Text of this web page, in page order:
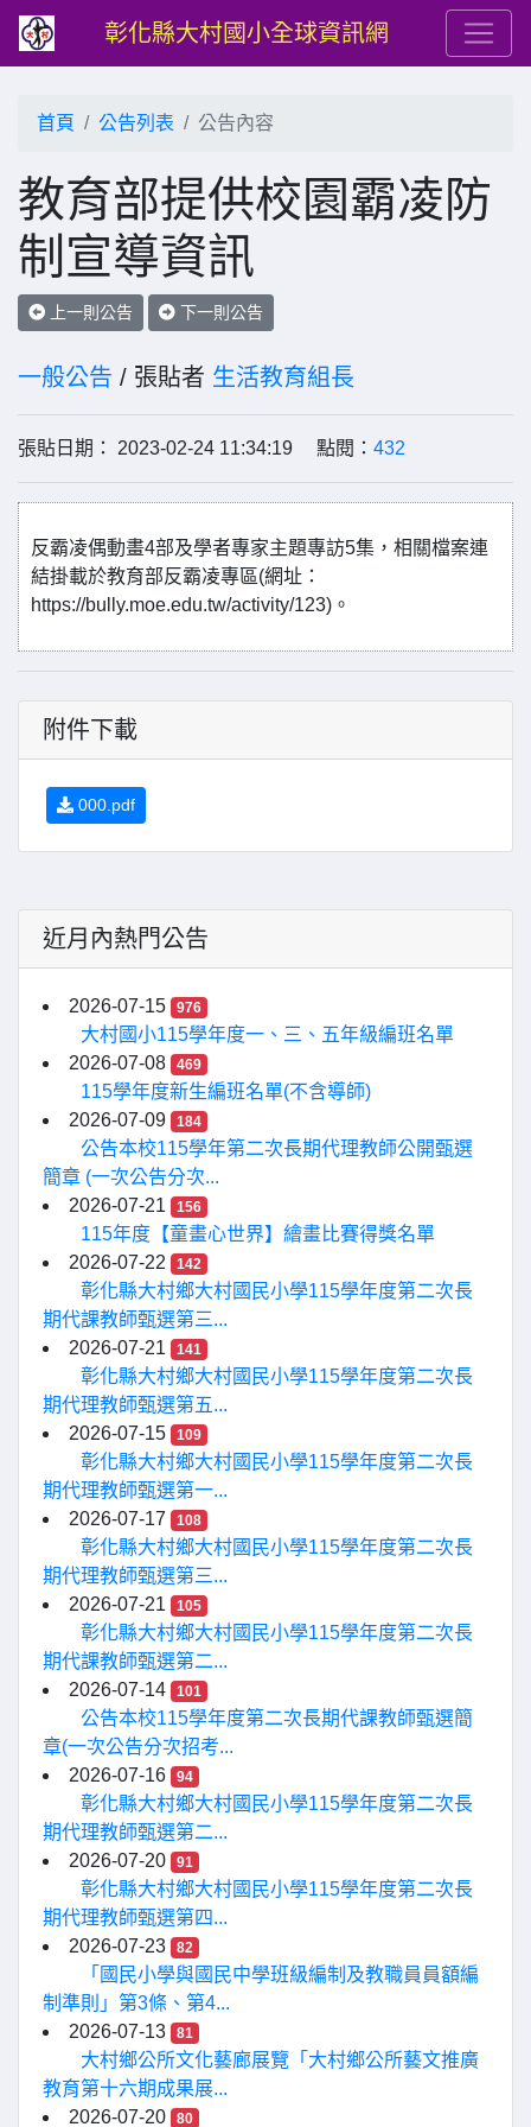
彰化縣大村國小全球資訊網
首頁 公告列表 公告內容
教育部提供校園霸凌防
制宣導資訊
上一則公告 下一則公告
一般公告 / 張貼者 生活教育組長
張貼日期： 2023-02-24 11:34:19 點閱： 432
反霸凌偶動畫4部及學者專家主題專訪5集，相關檔案連
結掛載於教育部反霸凌專區(網址：
https://bully.moe.edu.tw/activity/123)。
附件下載
000.pdf
近月內熱門公告
2026-07-15 976
大村國小115學年度一、三、五年級編班名單
2026-07-08
469
115學年度新生編班名單(不含導師)
2026-07-09
184
公告本校115學年第二次長期代理教師公開甄選
簡章 (一次公告分次...
2026-07-21
156
115年度【童畫心世界】繪畫比賽得獎名單
2026-07-22
142
彰化縣大村鄉大村國民小學115學年度第二次長
期代課教師甄選第三...
2026-07-21
141
彰化縣大村鄉大村國民小學115學年度第二次長
期代理教師甄選第五...
2026-07-15
109
彰化縣大村鄉大村國民小學115學年度第二次長
期代理教師甄選第一...
2026-07-17
108
彰化縣大村鄉大村國民小學115學年度第二次長
期代理教師甄選第三...
2026-07-21
105
彰化縣大村鄉大村國民小學115學年度第二次長
期代課教師甄選第二...
2026-07-14
101
公告本校115學年度第二次長期代課教師甄選簡
章(一次公告分次招考...
2026-07-16
94
彰化縣大村鄉大村國民小學115學年度第二次長
期代理教師甄選第二...
2026-07-20
91
彰化縣大村鄉大村國民小學115學年度第二次長
期代理教師甄選第四...
2026-07-23
82
「國民小學與國民中學班級編制及教職員員額編
制準則」第3條、第4...
2026-07-13
81
大村鄉公所文化藝廊展覽「大村鄉公所藝文推廣
教育第十六期成果展...
2026-07-20
80